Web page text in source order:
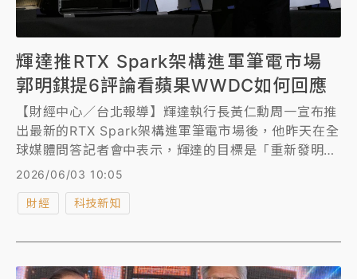
輝達推RTX Spark架構進軍筆電市場
郭明錤提6評論看蘋果WWDC如何回應
【財經中心／台北報導】輝達執行長黃仁勳周一宣布推
出最新的RTX Spark架構進軍筆電市場後，他昨天在全
球媒體問答記者會中表示，輝達的目標是「重新發明
PC」，創造一個全新、100%專注的個人電腦產品線，
造一個新的開始。」
2026/06/03 10:05
財經 科技新知